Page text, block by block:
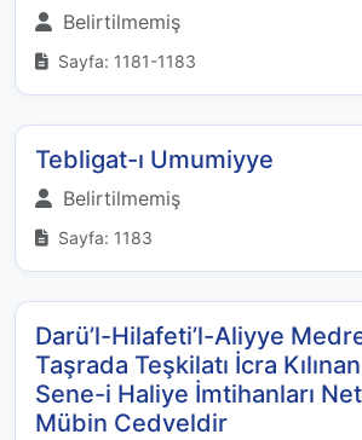
Belirtilmemiş
Sayfa: 1181-1183
Tebligat-ı Umumiyye
Belirtilmemiş
Sayfa: 1183
Darü’l-Hilafeti’l-Aliyye
Taşrada Teşkilatı İcra
Sene-i Haliye İmtihanları
Mübin Cedveldir